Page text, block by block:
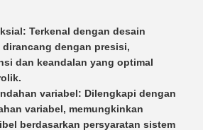
Terkenal dengan desain
dengan presisi,
dan keandalan yang optimal
variabel: Dilengkapi dengan
variabel, memungkinkan
berdasarkan persyaratan sistem